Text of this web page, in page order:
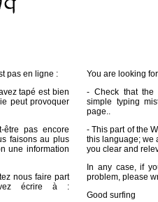
pas en ligne :
tapé est bien
peut provoquer
pas encore
faisons au plus
une information
nous faire part
écrire à :
You are looking
- Check that the
simple typing
page..
- This part of the
this language; we
you clear and
In any case, if
problem, please
Good surfing